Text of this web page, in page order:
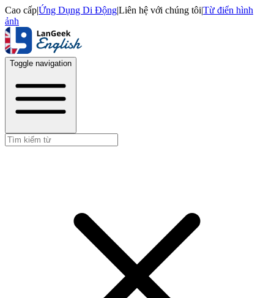
Cao cấp|Ứng Dụng Di Động|Liên hệ với chúng tôi|Từ điển hình
ảnh
Toggle navigation